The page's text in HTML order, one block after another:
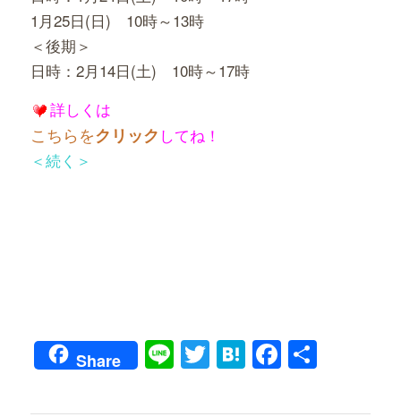
1月25日(日) 10時～13時
＜後期＞
日時：2月14日(土) 10時～17時
詳しくは
こちらをクリック してね！
＜続く＞
Share LineTwitter
Hatena共